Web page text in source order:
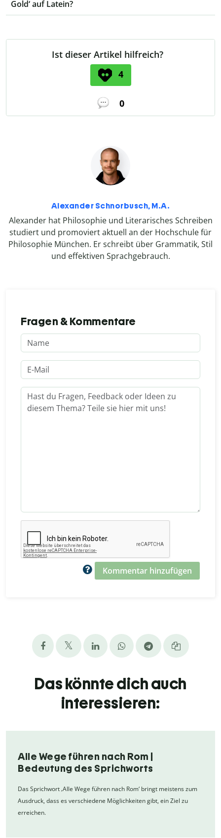
Gold‘ auf Latein?
Ist dieser Artikel hilfreich?
4
0
Alexander Schnorbusch, M.A.
Alexander hat Philosophie und Literarisches Schreiben
studiert und promoviert aktuell an der Hochschule für
Philosophie München. Er schreibt über Grammatik, Stil
und effektiven Sprachgebrauch.
Fragen & Kommentare
Kommentar hinzufügen
Das könnte dich auch
interessieren:
Alle Wege führen nach Rom |
Bedeutung des Sprichworts
Das Sprichwort ‚Alle Wege führen nach Rom‘ bringt meistens zum
Ausdruck, dass es verschiedene Möglichkeiten gibt, ein Ziel zu
erreichen.